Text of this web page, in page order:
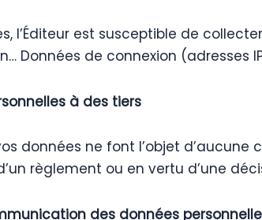
l’Éditeur est susceptible de
Données de connexion (adresses
à des tiers
données ne font l’objet
règlement ou en vertu d’une
des données